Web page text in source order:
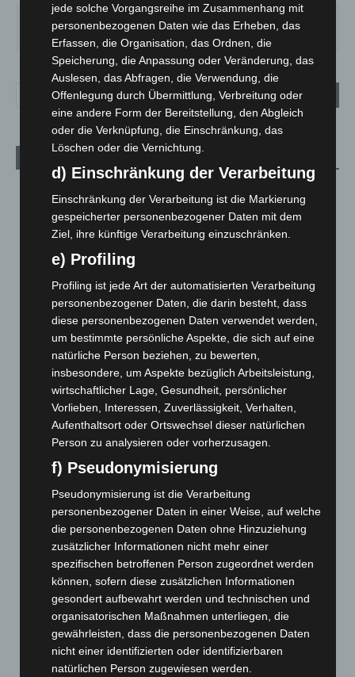
22° 25° 26°
SO.
31° 35
eingedämmt
6. August 2026
Region Hannover: 21 neue Notfallsanitäter starten beim
Roten Kreuz
5. August 2026
Mann läuft mit Hockeyschläger über A7 – Polizei sucht
Zeugen
5. August 2026
Celle: Mensch stirbt bei Bagger-Unfall auf Baustelle
5. August 2026
Gasleitung bei McDonald’s-Umbau in Langenhagen
5. August 2026
Anklage nach Abschaltung von „Archetyp Market“ erhoben
3. August 2026
Hannover: Polizei stoppt 166 Trunkenheitsfahrten bei
Großkontrolle
Hannover Klassik Open Air 2026: Französische Oper im
Maschpark
2. August 2026
jede solche Vorgangsreihe im Zusammenhang mit
personenbezogenen Daten wie das Erheben, das
Erfassen, die Organisation, das Ordnen, die
Speicherung, die Anpassung oder Veränderung, das
Auslesen, das Abfragen, die Verwendung, die
Offenlegung durch Übermittlung, Verbreitung oder
eine andere Form der Bereitstellung, den Abgleich
oder die Verknüpfung, die Einschränkung, das
Löschen oder die Vernichtung.
d) Einschränkung der Verarbeitung
Einschränkung der Verarbeitung ist die Markierung
gespeicherter personenbezogener Daten mit dem
Ziel, ihre künftige Verarbeitung einzuschränken.
e) Profiling
Profiling ist jede Art der automatisierten Verarbeitung
personenbezogener Daten, die darin besteht, dass
diese personenbezogenen Daten verwendet werden,
um bestimmte persönliche Aspekte, die sich auf eine
natürliche Person beziehen, zu bewerten,
insbesondere, um Aspekte bezüglich Arbeitsleistung,
wirtschaftlicher Lage, Gesundheit, persönlicher
Vorlieben, Interessen, Zuverlässigkeit, Verhalten,
Aufenthaltsort oder Ortswechsel dieser natürlichen
Person zu analysieren oder vorherzusagen.
f) Pseudonymisierung
Pseudonymisierung ist die Verarbeitung
personenbezogener Daten in einer Weise, auf welche
die personenbezogenen Daten ohne Hinzuziehung
zusätzlicher Informationen nicht mehr einer
spezifischen betroffenen Person zugeordnet werden
können, sofern diese zusätzlichen Informationen
gesondert aufbewahrt werden und technischen und
organisatorischen Maßnahmen unterliegen, die
gewährleisten, dass die personenbezogenen Daten
nicht einer identifizierten oder identifizierbaren
natürlichen Person zugewiesen werden.